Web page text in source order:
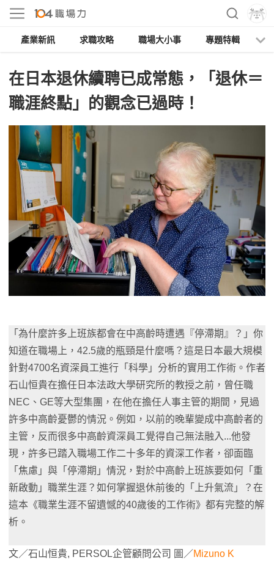
產業新訊 求職攻略 職場大小事 專題特輯
在日本退休續聘已成常態，「退休＝
職涯終點」的觀念已過時！
「為什麼許多上班族都會在中高齡時遭遇『停滯期』？」你
知道在職場上，42.5歲的瓶頸是什麼嗎？這是日本最大規模
針對4700名資深員工進行「科學」分析的實用工作術。作者
石山恒貴在擔任日本法政大學研究所的教授之前，曾任職
NEC、GE等大型集團，在他在擔任人事主管的期間，見過
許多中高齡憂鬱的情況。例如，以前的晚輩變成中高齡者的
主管，反而很多中高齡資深員工覺得自己無法融入...他發
現，許多已踏入職場工作二十多年的資深工作者，卻面臨
「焦慮」與「停滯期」情況，對於中高齡上班族要如何「重
新啟動」職業生涯？如何掌握退休前後的「上升氣流」？在
這本《職業生涯不留遺憾的40歲後的工作術》都有完整的解
析。
文／石山恒貴, PERSOL企管顧問公司 圖／ Mizuno K